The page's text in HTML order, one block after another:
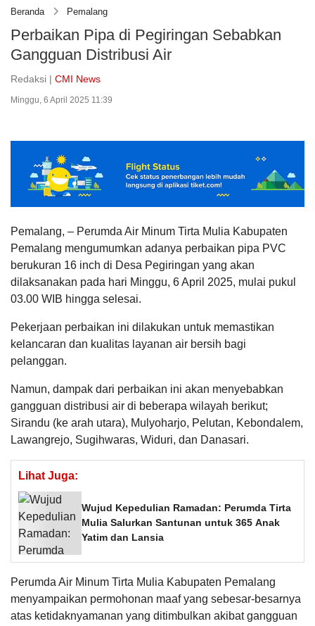
Beranda Pemalang
Perbaikan Pipa di Pegiringan Sebabkan
Gangguan Distribusi Air
Redaksi | CMI News
Minggu, 6 April 2025 11:39
Pemalang, – Perumda Air Minum Tirta Mulia Kabupaten
Pemalang mengumumkan adanya perbaikan pipa PVC
berukuran 16 inch di Desa Pegiringan yang akan
dilaksanakan pada hari Minggu, 6 April 2025, mulai pukul
03.00 WIB hingga selesai.
Pekerjaan perbaikan ini dilakukan untuk memastikan
kelancaran dan kualitas layanan air bersih bagi
pelanggan.
Namun, dampak dari perbaikan ini akan menyebabkan
gangguan distribusi air di beberapa wilayah berikut;
Sirandu (ke arah utara), Mulyoharjo, Pelutan, Kebondalem,
Lawangrejo, Sugihwaras, Widuri, dan Danasari.
Lihat Juga:
Wujud Kepedulian Ramadan: Perumda Tirta
Mulia Salurkan Santunan untuk 365 Anak
Yatim dan Lansia
Perumda Air Minum Tirta Mulia Kabupaten Pemalang
menyampaikan permohonan maaf yang sebesar-besarnya
atas ketidaknyamanan yang ditimbulkan akibat gangguan